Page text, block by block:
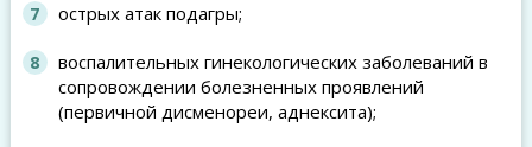
острых атак подагры;
воспалительных гинекологических заболеваний в
сопровождении болезненных проявлений
(первичной дисменореи, аднексита);